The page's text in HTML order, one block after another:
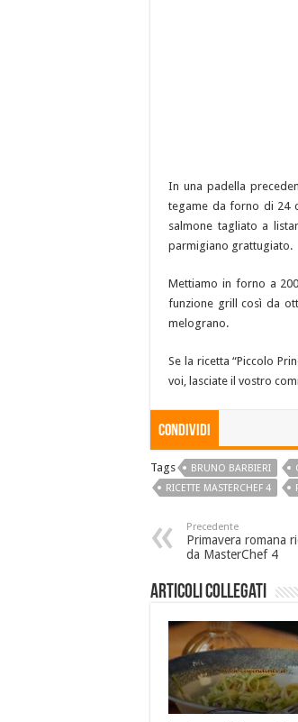
In una padella
tegame da forno di 24
salmone tagliato a
parmigiano grattugiato.
Mettiamo in forno a
funzione grill così da
melograno.
Se la ricetta “Piccolo
voi, lasciate il vostro
Condividi
Tags BRUNO BARBIERI
RICETTE MASTERCHEF 4
Precedente
Primavera romana
da MasterChef 4
Articoli collegati